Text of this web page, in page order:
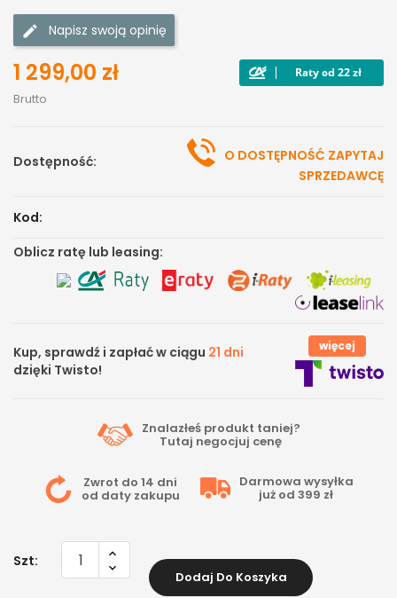
Napisz swoją opinię
1 299,00 zł
Brutto
Dostępność:
O DOSTĘPNOŚĆ ZAPYTAJ
SPRZEDAWCĘ
Kod:
Oblicz ratę lub leasing:
Kup, sprawdź i zapłać w ciągu 21 dni
dzięki Twisto!
więcej
Znalazłeś produkt taniej?
Tutaj negocjuj cenę
Zwrot do 14 dni
od daty zakupu
Darmowa wysyłka
już od 399 zł
Szt:
Dodaj Do Koszyka